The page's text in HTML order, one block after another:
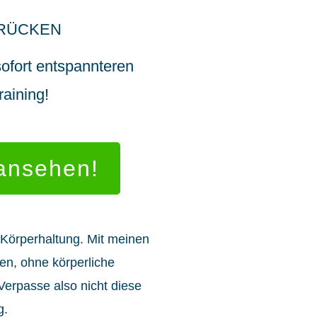
entspannteren
Mit meinen
ohne körperliche
also nicht diese